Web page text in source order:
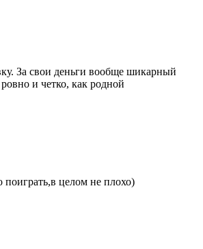
За свои деньги вообще шикарный
и четко, как родной
целом не плохо)